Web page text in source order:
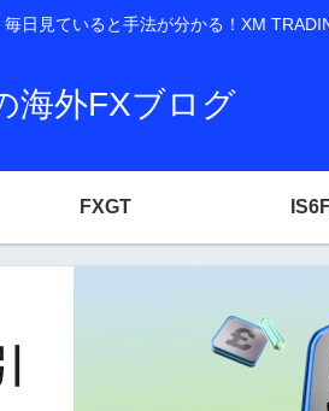
見ていると手法が分かる！XM
海外FXブログ
FXGT